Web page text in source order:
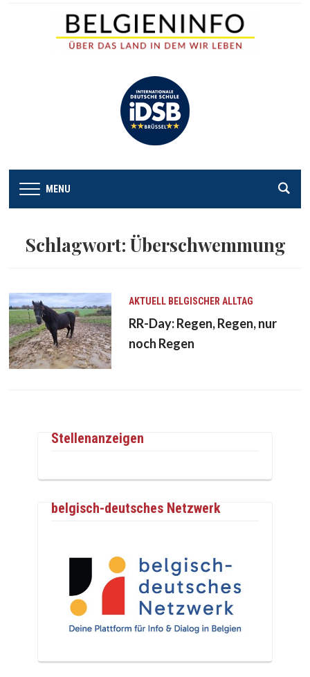
MENU
Schlagwort: Überschwemmung
AKTUELL BELGISCHER ALLTAG
RR-Day: Regen, Regen, nur
noch Regen
Stellenanzeigen
belgisch-deutsches Netzwerk